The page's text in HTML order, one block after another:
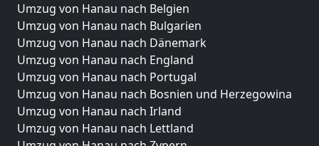
Umzug von Hanau nach Belgien
Umzug von Hanau nach Bulgarien
Umzug von Hanau nach Dänemark
Umzug von Hanau nach England
Umzug von Hanau nach Portugal
Umzug von Hanau nach Bosnien und Herzegowina
Umzug von Hanau nach Irland
Umzug von Hanau nach Lettland